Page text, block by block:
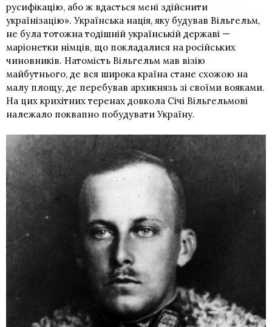
русифікацію, або ж вдасться мені здійснити
українізацію». Українська нація, яку будував Вільгельм,
не була тотожна тодішній українській державі —
маріонетки німців, що покладалися на російських
чиновників. Натомість Вільгельм мав візію
майбутнього, де вся широка країна стане схожою на
малу площу, де перебував архикнязь зі своїми вояками.
На цих крихітних теренах довкола Січі Вільгельмові
належало поквапно побудувати Україну.